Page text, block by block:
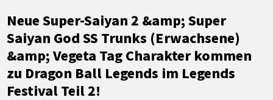
HIGHLIGHTS
VIDEOS
SPECIALS
Neue Super-Saiyan 2 &amp; Super
Saiyan God SS Trunks (Erwachsene)
&amp; Vegeta Tag Charakter kommen
zu Dragon Ball Legends im Legends
Festival Teil 2!